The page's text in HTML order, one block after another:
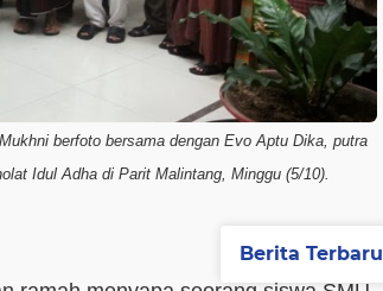
berfoto bersama dengan Evo Aptu Dika, putra
Idul Adha di Parit Malintang, Minggu (5/10).
Berita Terbaru